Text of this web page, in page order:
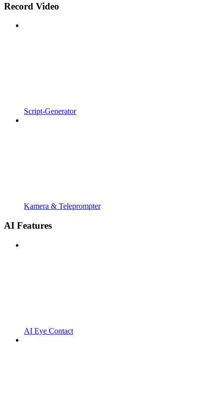
Record Video
Script-Generator
Kamera & Teleprompter
AI Features
AI Eye Contact